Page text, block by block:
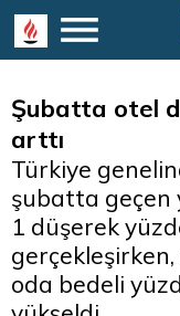
Şubatta otel
arttı
Türkiye
şubatta geçen
1 düşerek
oda bedeli